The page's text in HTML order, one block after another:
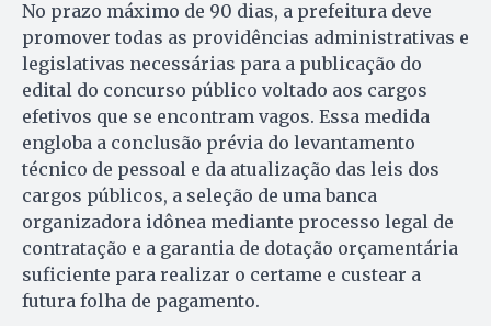
No prazo máximo de 90 dias, a prefeitura deve
promover todas as providências administrativas e
legislativas necessárias para a publicação do
edital do concurso público voltado aos cargos
efetivos que se encontram vagos. Essa medida
engloba a conclusão prévia do levantamento
técnico de pessoal e da atualização das leis dos
cargos públicos, a seleção de uma banca
organizadora idônea mediante processo legal de
contratação e a garantia de dotação orçamentária
suficiente para realizar o certame e custear a
futura folha de pagamento.